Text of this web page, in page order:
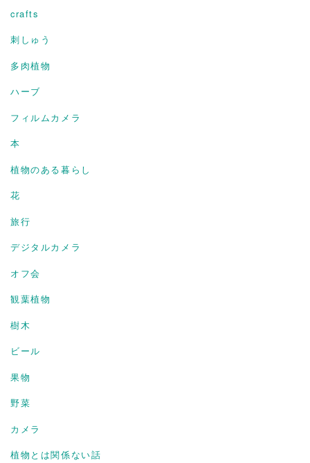
crafts
刺しゅう
多肉植物
ハーブ
フィルムカメラ
本
植物のある暮らし
花
旅行
デジタルカメラ
オフ会
観葉植物
樹木
ビール
果物
野菜
カメラ
植物とは関係ない話